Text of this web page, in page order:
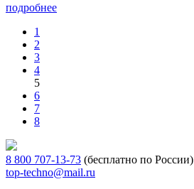
подробнее
1
2
3
4
5
6
7
8
8 800 707-13-73 (бесплатно по России)
top-techno@mail.ru